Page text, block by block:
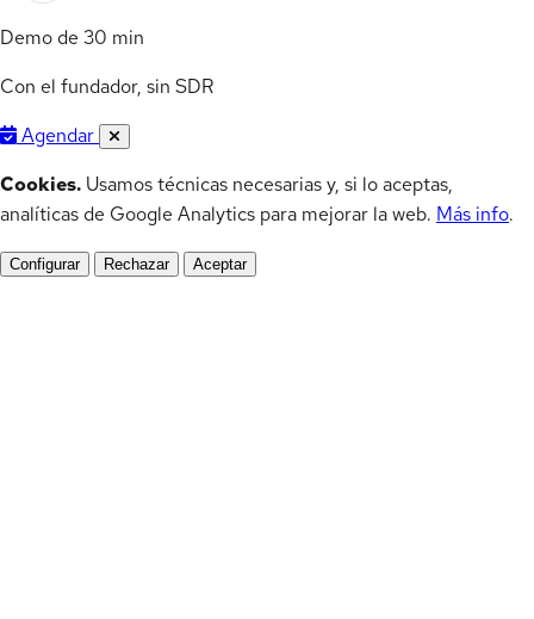
Demo de 30 min
Con el fundador, sin SDR
Agendar
Cookies. Usamos técnicas necesarias y, si lo aceptas,
analíticas de Google Analytics para mejorar la web. Más info.
Configurar Rechazar Aceptar